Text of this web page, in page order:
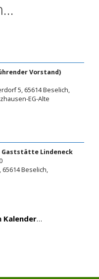
Vorstand)
5, 65614 Beselich,
EG-Alte
Gaststätte Lindeneck
Beselich,
Kalender…